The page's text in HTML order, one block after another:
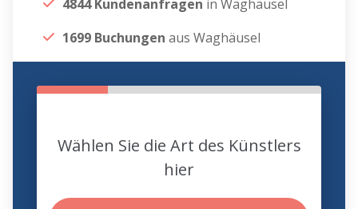
4844 Kundenanfragen in Waghäusel
1699 Buchungen aus Waghäusel
Wählen Sie die Art des Künstlers
hier